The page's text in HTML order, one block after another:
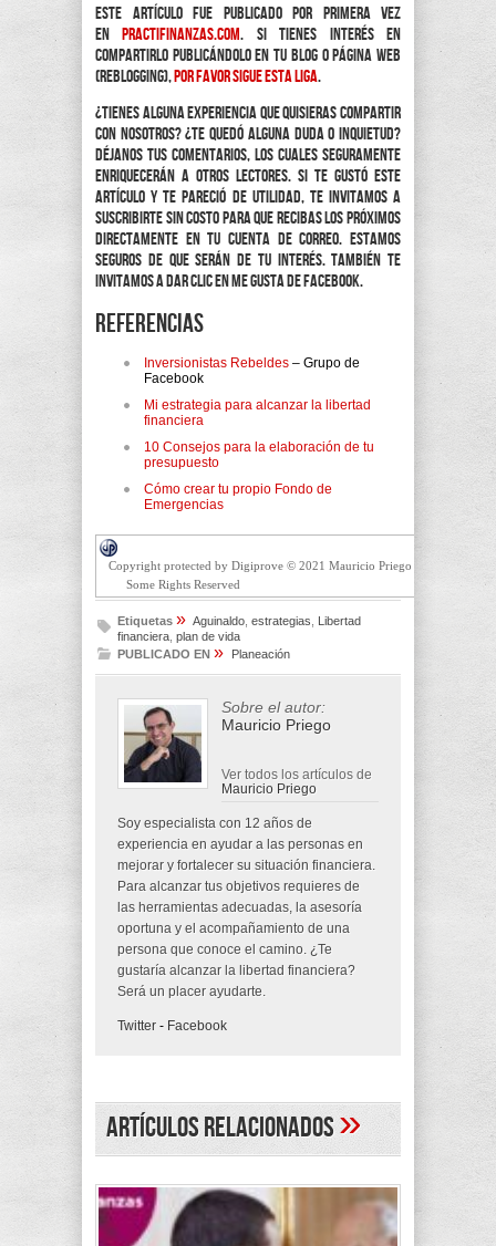
Este artículo fue publicado por primera vez
enpractifinanzas.com. Si tienes interés en
compartirlo publicándolo en tu blog o página web
(reblogging),por favor sigue esta liga.
¿Tienes alguna experiencia que quisieras compartir
con nosotros? ¿Te quedó alguna duda o inquietud?
Déjanos tus comentarios, los cuales seguramente
enriquecerán a otros lectores. Si te gustó este
artículo y te pareció de utilidad, te invitamos a
suscribirte sin costo para que recibas los próximos
directamente en tu cuenta de correo. Estamos
seguros de que serán de tu interés. También te
invitamos a dar clic en Me Gusta de Facebook.
Referencias
Inversionistas Rebeldes – Grupo de
Facebook
Mi estrategia para alcanzar la libertad
financiera
10 Consejos para la elaboración de tu
presupuesto
Cómo crear tu propio Fondo de
Emergencias
Copyright protected by Digiprove © 2021 Mauricio Priego
Some Rights Reserved
Etiquetas » Aguinaldo estrategias
Libertad
financiera plan de vida
PUBLICADO EN » Planeación
Sobre el autor:
Mauricio Priego
Ver todos los artículos de
Mauricio Priego
Soy especialista con 12 años de
experiencia en ayudar a las personas en
mejorar y fortalecer su situación financiera.
Para alcanzar tus objetivos requieres de
las herramientas adecuadas, la asesoría
oportuna y el acompañamiento de una
persona que conoce el camino. ¿Te
gustaría alcanzar la libertad financiera?
Será un placer ayudarte.
Twitter - Facebook
Artículos Relacionados»